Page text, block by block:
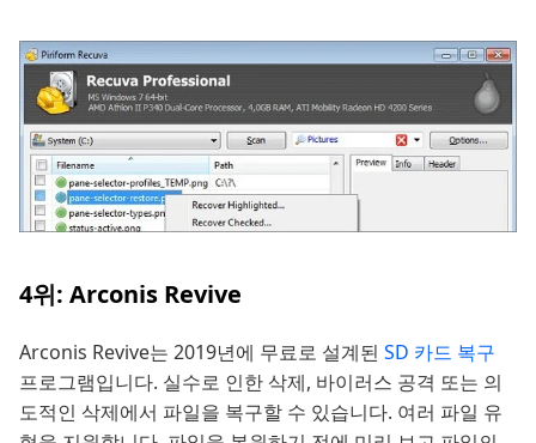
4위: Arconis Revive
Arconis Revive는 2019년에 무료로 설계된 SD 카드 복구
프로그램입니다. 실수로 인한 삭제, 바이러스 공격 또는 의
도적인 삭제에서 파일을 복구할 수 있습니다. 여러 파일 유